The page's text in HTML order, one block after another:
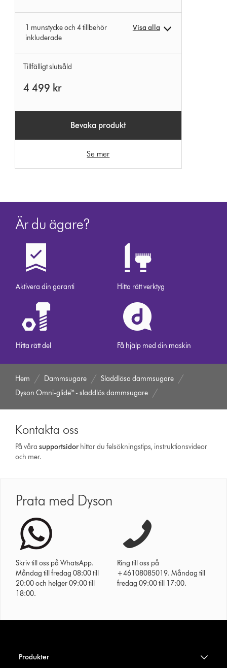
1 munstycke och 4 tillbehör
inkluderade
Visa alla
Tillfälligt slutsåld
4 499 kr
Bevaka produkt
Se mer
Är du ägare?
Aktivera din garanti Hitta rätt verktyg
Hitta rätt del Få hjälp med din maskin
Hem Dammsugare
Sladdlösa dammsugare
Dyson Omni-glide™ - sladdlös dammsugare
Kontakta oss
På vårasupport­sidor hittar du felsökningstips, instruktionsvideor
och mer.
Prata med Dyson
Skriv till oss på WhatsApp.
Måndag till fredag 08:00 till
20:00 och helger 09:00 till
18:00.
Ring till oss på
+46108085019. Måndag till
fredag 09:00 till 17:00.
Produkter